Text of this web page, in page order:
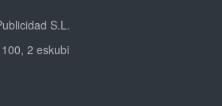
S.L.
2 eskubi